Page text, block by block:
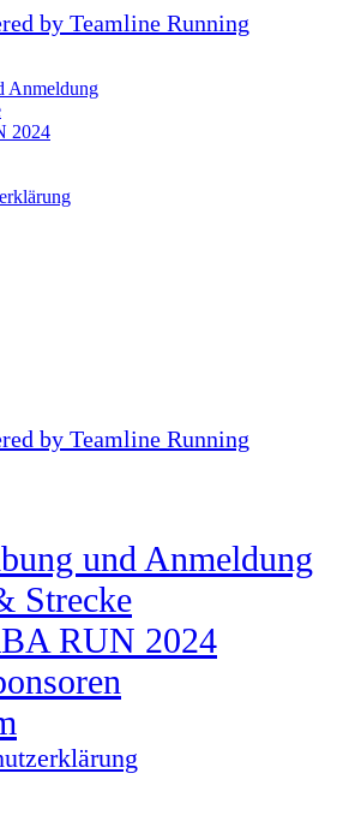
Anmeldung
2024
und Anmeldung
Strecke
RUN 2024